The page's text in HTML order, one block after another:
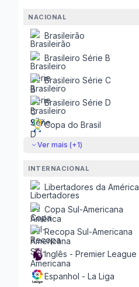
NACIONAL
Brasileirão
Brasileiro Série B
Brasileiro Série C
Brasileiro Série D
Copa do Brasil
Ver mais (+1)
INTERNACIONAL
Libertadores da América
Copa Sul-Americana
Recopa Sul-Americana
Inglês - Premier League
Espanhol - La Liga